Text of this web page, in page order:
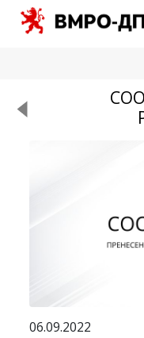
06.09.2022